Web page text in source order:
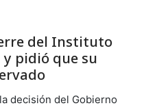
del Instituto
y pidió que su
decisión del Gobierno